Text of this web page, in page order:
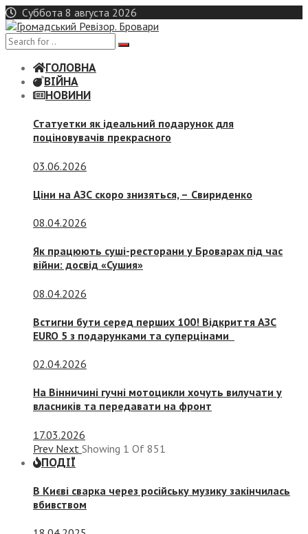
Skip
to
content
Суббота 8 августа 2026
ГОЛОВНА
ВІЙНА
НОВИНИ
Статуетки як ідеальний подарунок для
поціновувачів прекрасного
03.06.2026
Ціни на АЗС скоро знизяться, – Свириденко
08.04.2026
Як працюють суші-ресторани у Броварах під час
війни: досвід «Сушия»
08.04.2026
Встигни бути серед перших 100! Відкриття АЗС
EURO 5 з подарунками та суперцінами
02.04.2026
На Вінничині гучні мотоцикли хочуть вилучати у
власників та передавати на фронт
17.03.2026
Prev Next Showing 1 Of 851
ПОДІЇ
В Києві сварка через російську музику закінчилась
вбивством